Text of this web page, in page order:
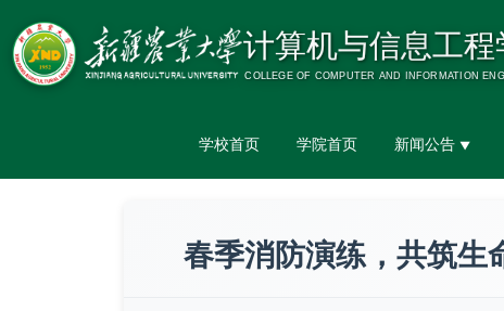
学校首页 学院首页 新闻公告 ▼
春季消防演练，共筑